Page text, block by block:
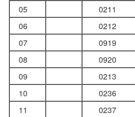
05
0211
06
0212
07
0919
08
0920
09
0213
10
0236
11
0237